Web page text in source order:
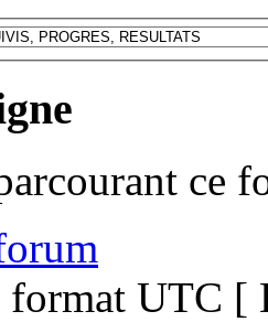
ce
format UTC [